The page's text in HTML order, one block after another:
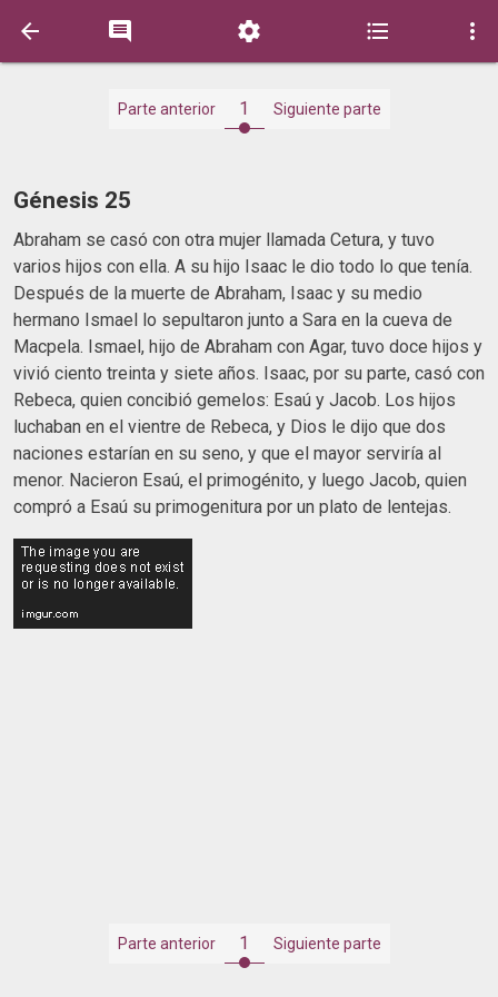
    
Parte anterior 1 Siguiente parte
Génesis 25
Abraham se casó con otra mujer llamada Cetura, y tuvo
varios hijos con ella. A su hijo Isaac le dio todo lo que tenía.
Después de la muerte de Abraham, Isaac y su medio
hermano Ismael lo sepultaron junto a Sara en la cueva de
Macpela. Ismael, hijo de Abraham con Agar, tuvo doce hijos y
vivió ciento treinta y siete años. Isaac, por su parte, casó con
Rebeca, quien concibió gemelos: Esaú y Jacob. Los hijos
luchaban en el vientre de Rebeca, y Dios le dijo que dos
naciones estarían en su seno, y que el mayor serviría al
menor. Nacieron Esaú, el primogénito, y luego Jacob, quien
compró a Esaú su primogenitura por un plato de lentejas.
Parte anterior 1 Siguiente parte